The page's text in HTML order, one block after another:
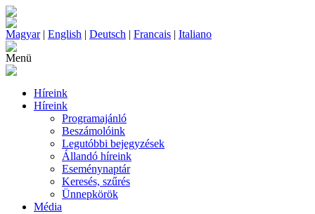
Magyar| English | Deutsch | Francais | Italiano
Menü
Híreink
Híreink
Programajánló
Beszámolóink
Legutóbbi bejegyzések
Állandó híreink
Eseménynaptár
Keresés, szűrés
Ünnepkörök
Média